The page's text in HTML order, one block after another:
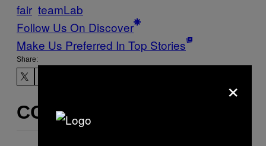
fair teamLab
Follow Us On Discover
Make Us Preferred In Top Stories
Share:
CONTENUTI SIMILI
×